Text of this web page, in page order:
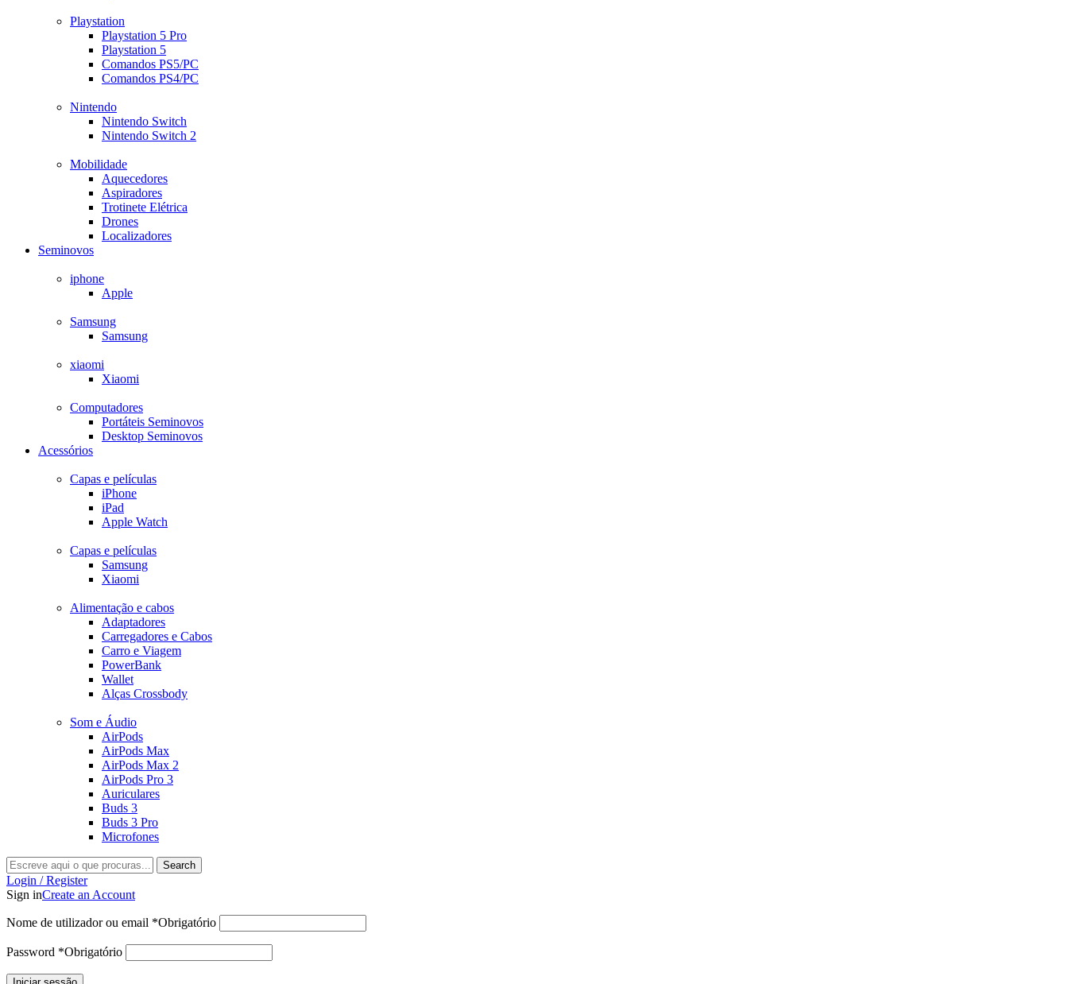
Playstation
Playstation 5 Pro
Playstation 5
Comandos PS5/PC
Comandos PS4/PC
Nintendo
Nintendo Switch
Nintendo Switch 2
Mobilidade
Aquecedores
Aspiradores
Trotinete Elétrica
Drones
Localizadores
Seminovos
iphone
Apple
Samsung
Samsung
xiaomi
Xiaomi
Computadores
Portáteis Seminovos
Desktop Seminovos
Acessórios
Capas e películas
iPhone
iPad
Apple Watch
Capas e películas
Samsung
Xiaomi
Alimentação e cabos
Adaptadores
Carregadores e Cabos
Carro e Viagem
PowerBank
Wallet
Alças Crossbody
Som e Áudio
AirPods
AirPods Max
AirPods Max 2
AirPods Pro 3
Auriculares
Buds 3
Buds 3 Pro
Microfones
Search
Login / Register
Sign inCreate an Account
Nome de utilizador ou email *Obrigatório
Password *Obrigatório